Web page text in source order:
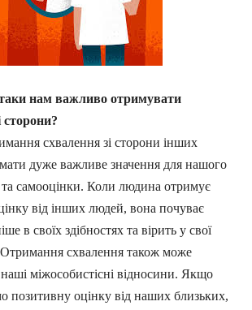
нам важливо отримувати
сторони?
схвалення зі сторони інших
дуже важливе значення для нашого
та самооцінки. Коли людина отримує
від інших людей, вона почуває
в своїх здібностях та вірить у свої
схвалення також може
міжособистісні відносини. Якщо
позитивну оцінку від наших близьких,